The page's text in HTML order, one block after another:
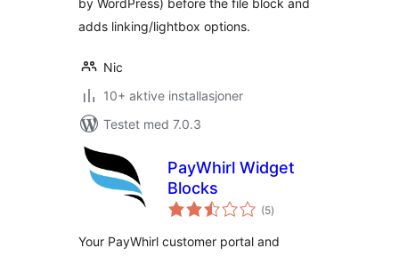
by WordPress) before the file block and
adds linking/lightbox options.
Nic
10+ aktive installasjoner
Testet med 7.0.3
PayWhirl Widget
Blocks
(5totale
vurderinger
)
Your PayWhirl customer portal and